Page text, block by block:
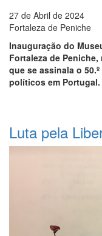
27 de Abril de 2024
Fortaleza de Peniche
Inauguração do
Fortaleza de
que se assinala o
políticos em Portugal.
Luta pela